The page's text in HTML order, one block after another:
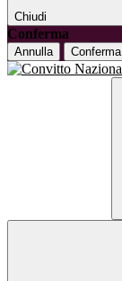
Chiudi
Conferma
Annulla Conferma